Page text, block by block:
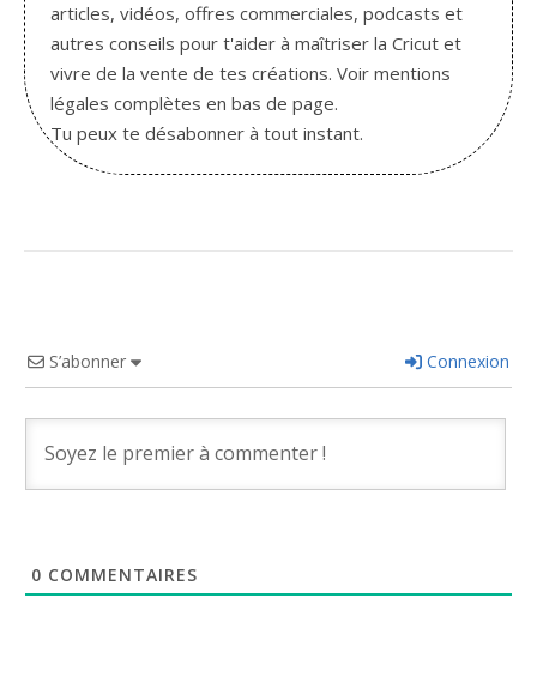
articles, vidéos, offres commerciales, podcasts et
autres conseils pour t'aider à maîtriser la Cricut et
vivre de la vente de tes créations. Voir mentions
légales complètes en bas de page.
Tu peux te désabonner à tout instant.
S’abonner Connexion
0 COMMENTAIRES